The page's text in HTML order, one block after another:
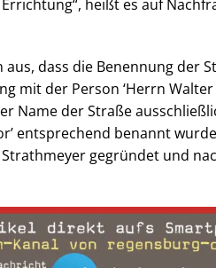
heißt es auf
aus, dass die Benennung der
mit der Person ‘Herrn
Name der Straße
entsprechend benannt
gegründet und